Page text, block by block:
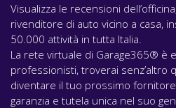
Visualizza le recensioni
rivenditore di auto vicino a casa,
50.000 attività in tutta Italia.
La rete virtuale di Garage365® è
professionisti, troverai senz’altro
diventare il tuo prossimo
garanzia e tutela unica nel suo